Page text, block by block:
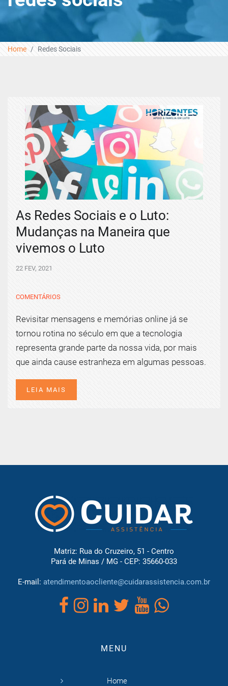
Home Redes Sociais
As Redes Sociais e o Luto:
Mudanças na Maneira que
vivemos o Luto
22 FEV, 2021
COMENTÁRIOS
Revisitar mensagens e memórias online já se
tornou rotina no século em que a tecnologia
representa grande parte da nossa vida, por mais
que ainda cause estranheza em algumas pessoas.
LEIA MAIS
Matriz: Rua do Cruzeiro, 51 - Centro
Pará de Minas / MG - CEP: 35660-033
E-mail: atendimentoaocliente@cuidarassistencia.com.br
MENU
Home